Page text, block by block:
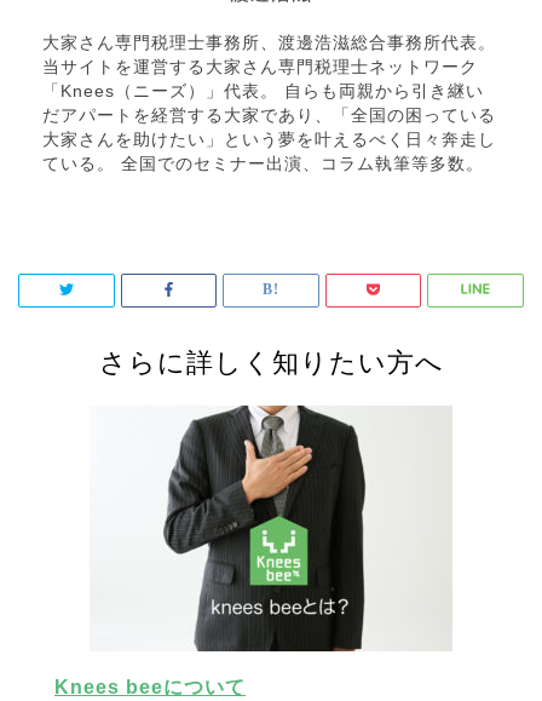
大家さん専門税理士事務所、渡邊浩滋総合事務所代表。
当サイトを運営する大家さん専門税理士ネットワーク
「Knees（ニーズ）」代表。 自らも両親から引き継い
だアパートを経営する大家であり、「全国の困っている
大家さんを助けたい」という夢を叶えるべく日々奔走し
ている。 全国でのセミナー出演、コラム執筆等多数。
さらに詳しく知りたい方へ
Knees beeについて